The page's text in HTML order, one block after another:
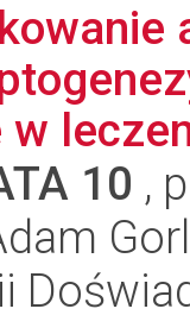
10 ,